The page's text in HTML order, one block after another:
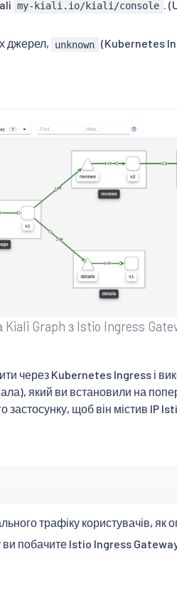
my-kiali.io/kiali/console .
джерел,
unknown (Kubernetes
Kiali Graph з Istio Ingress
через Kubernetes Ingress і
який ви встановили на
застосунку, щоб він містив
трафіку користувачів, як
побачите Istio Ingress